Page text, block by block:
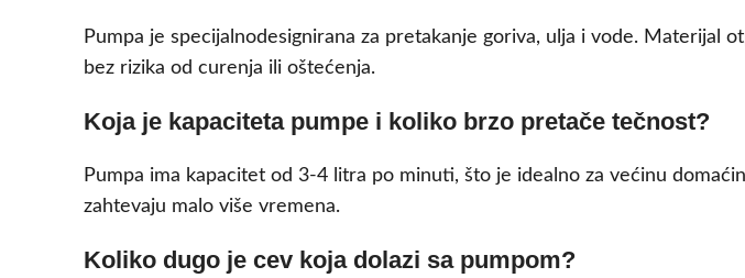
Pumpa je specijalnodesignirana za pretakanje goriva, ulja i vode. Materijal
bez rizika od curenja ili oštećenja.
Koja je kapaciteta pumpe i koliko brzo pretače tečnost?
Pumpa ima kapacitet od 3-4 litra po minuti, što je idealno za većinu
zahtevaju malo više vremena.
Koliko dugo je cev koja dolazi sa pumpom?